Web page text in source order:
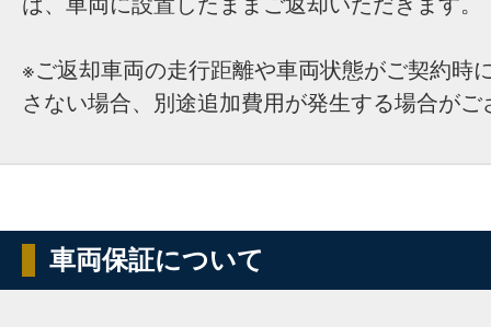
※ご返却車両の走行距離や車両状態がご契約時
さない場合、別途追加費用が発生する場合がご
車両保証について